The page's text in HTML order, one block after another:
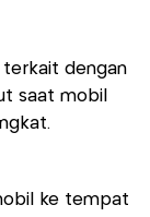
terkait dengan
saat mobil
ke tempat